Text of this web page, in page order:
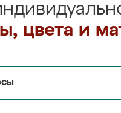
цвета и